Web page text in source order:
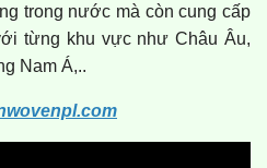
trong nước mà còn cung cấp
từng khu vực như Châu Âu,
Nam Á,..